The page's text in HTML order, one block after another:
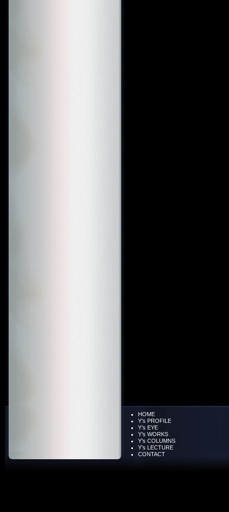
HOME
Y’s PROFILE
Y’s EYE
Y’s WORKS
Y’s COLUMNS
Y’s LECTURE
CONTACT